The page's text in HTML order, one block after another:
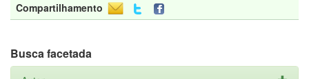
Compartilhamento
Busca facetada